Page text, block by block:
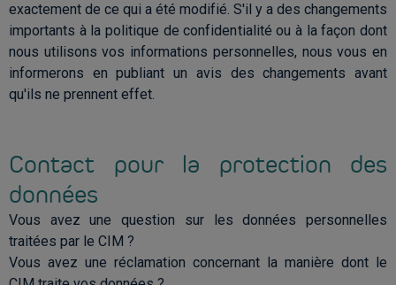
exactement de ce qui a été modifié. S'il y a des changements
importants à la politique de confidentialité ou à la façon dont
nous utilisons vos informations personnelles, nous vous en
informerons en publiant un avis des changements avant
qu'ils ne prennent effet.
Contact pour la protection des
données
Vous avez une question sur les données personnelles
traitées par le CIM ?
Vous avez une réclamation concernant la manière dont le